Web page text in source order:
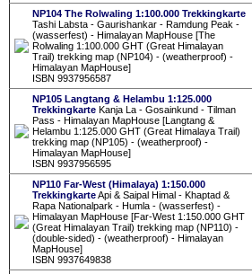
NP104 The Rolwaling 1:100.000 Trekkingkarte
Tashi Labsta - Gaurishankar - Ramdung Peak -
(wasserfest) - Himalayan MapHouse [The
Rolwaling 1:100.000 GHT (Great Himalayan
Trail) trekking map (NP104) - (weatherproof) -
Himalayan MapHouse]
ISBN 9937956587
NP105 Langtang & Helambu 1:125.000
Trekkingkarte Kanja La - Gosainkund - Tilman
Pass - Himalayan MapHouse [Langtang &
Helambu 1:125.000 GHT (Great Himalaya Trail)
trekking map (NP105) - (weatherproof) -
Himalayan MapHouse]
ISBN 9937956595
NP110 Far-West (Himalaya) 1:150.000
TrekkingkarteApi & Saipal Himal - Khaptad &
Rapa Nationalpark - Humla - (wasserfest) -
Himalayan MapHouse [Far-West 1:150.000 GHT
(Great Himalayan Trail) trekking map (NP110) -
(double-sided) - (weatherproof) - Himalayan
MapHouse]
ISBN 9937649838